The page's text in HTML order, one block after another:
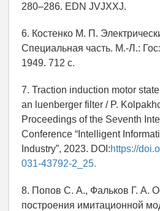
280–286. EDN JVJXXJ.
6. Костенко М. П.
Специальная часть. М.-Л.:
1949. 712 с.
7. Traction induction motor
an luenberger filter / P.
Proceedings of the Seventh
Conference “Intelligent
Industry”, 2023. DOI:https://
031-43792-2_25.
8. Попов С. А., Фальков Г. А.
построения имитационной